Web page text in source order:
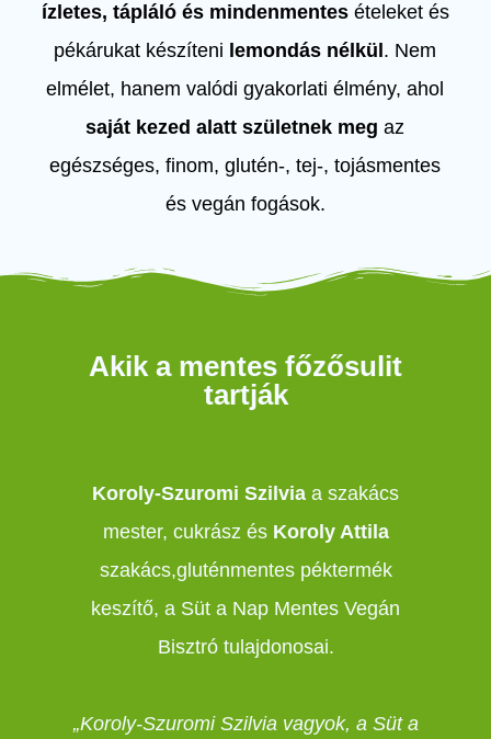
ízletes, tápláló és mindenmentesételeket és
pékárukat készíteni lemondás nélkül . Nem
elmélet, hanem valódi gyakorlati élmény, ahol
saját kezed alatt születnek meg az
egészséges, finom, glutén-, tej-, tojásmentes
és vegán fogások.
Akik a mentes főzősulit
tartják
Koroly-Szuromi Szilvia a szakács
mester, cukrász és Koroly Attila
szakács,gluténmentes péktermék
keszítő, a Süt a Nap Mentes Vegán
Bisztró tulajdonosai.
„Koroly-Szuromi Szilvia vagyok, a Süt a